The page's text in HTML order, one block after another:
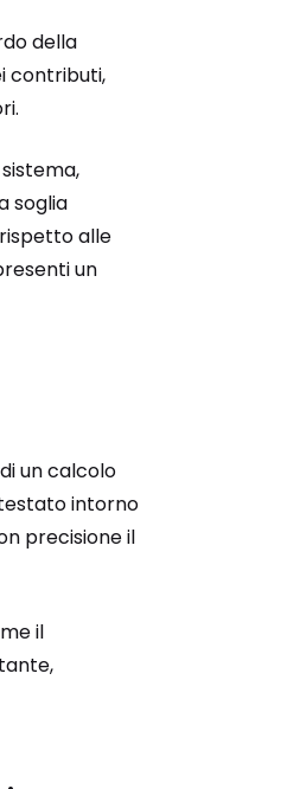
della
contributi,
soglia
alle
un
un calcolo
intorno
precisione il
il